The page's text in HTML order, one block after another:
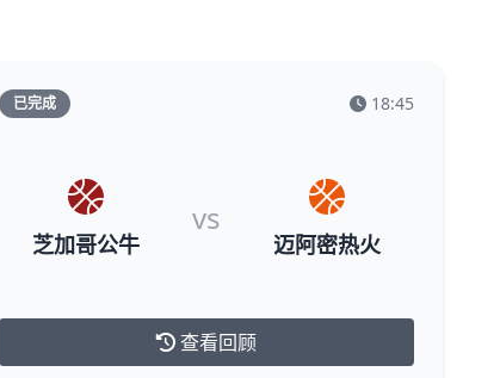
已完成 18:45
芝加哥公牛
vs
迈阿密热火
查看回顾